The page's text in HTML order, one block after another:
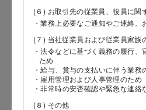
(６) お取引先の従業員、役員に関
・業務上必要なご通知やご連絡
(７) 当社従業員および従業員家族
・法令などに基づく義務の履行
ため
・給与、賞与の支払いに伴う業務
・雇用管理および人事管理のため
・非常時の安否確認や緊急な連絡
(８) その他
市区郡